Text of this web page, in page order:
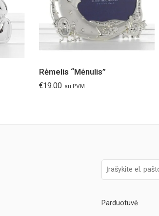
Rėmelis “Mėnulis”
€19.00 su PVM
Parduotuvė